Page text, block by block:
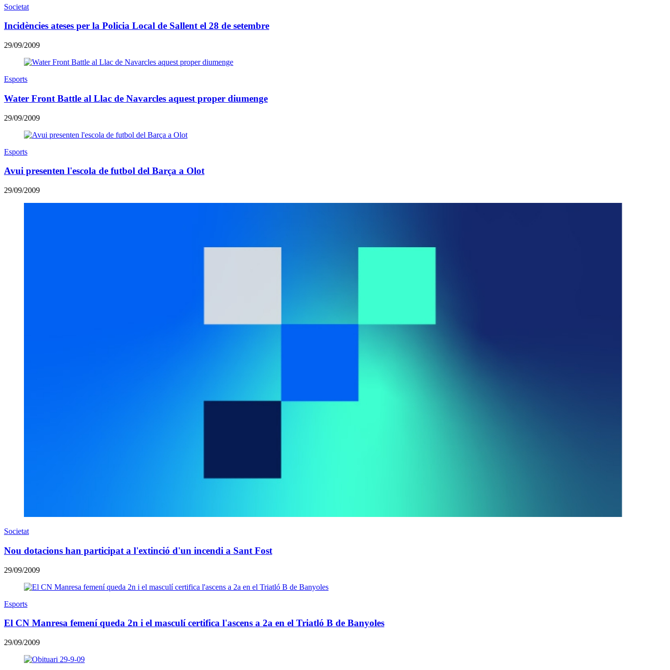
Societat
Incidències ateses per la Policia Local de Sallent el 28 de setembre
29/09/2009
Esports
Water Front Battle al Llac de Navarcles aquest proper diumenge
29/09/2009
Esports
Avui presenten l'escola de futbol del Barça a Olot
29/09/2009
Societat
Nou dotacions han participat a l'extinció d'un incendi a Sant Fost
29/09/2009
Esports
El CN Manresa femení queda 2n i el masculí certifica l'ascens a 2a en el Triatló B de Banyoles
29/09/2009